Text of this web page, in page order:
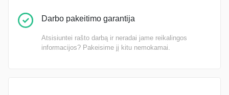
Darbo pakeitimo garantija
Atsisiuntei rašto darbą ir neradai jame reikalingos
informacijos? Pakeisime jį kitu nemokamai.